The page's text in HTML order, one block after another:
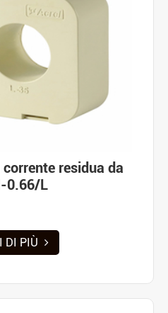
residua da
0.66/L
DI PIÙ